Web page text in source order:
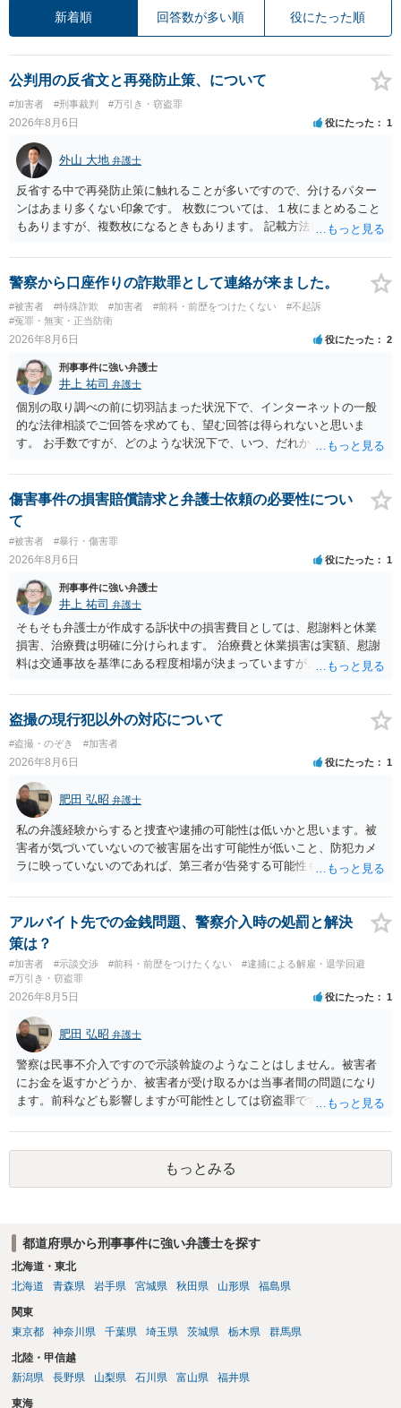
新着順 回答数が多い順 役にたった順
公判用の反省文と再発防止策、について
#加害者 #刑事裁判 #万引き・窃盗罪
2026年8月6日 役にたった 1
外山 大地 弁護士
反省する中で再発防止策に触れることが多いですので、分けるパター
ンはあまり多くない印象です。 枚数については、１枚にまとめること
もありますが、複数枚になるときもあります。 記載方法については、
います。 したがいまして、いずれも良いかと考えます。
警察から口座作りの詐欺罪として連絡が来ました。
#被害者 #特殊詐欺 #加害者 #前科・前歴をつけたくない
#不起訴
#冤罪・無実・正当防衛
2026年8月6日 役にたった 2
刑事事件に強い弁護士
井上 祐司 弁護士
個別の取り調べの前に切羽詰まった状況下で、インターネットの一般
的な法律相談でご回答を求めても、望む回答は得られないと思いま
す。 お手数ですが、どのような状況下で、いつ、だれからどのような
の程度だと聞いているのかということについて、お近くで詳細な法律
相談を受けられたうえで対処方法を探された方がよいと思われます。
一般論でいえば、任意取り調べの場合、ＩＣレコーダーを持参して取
り調べ内容を録音することは必須だと考えます。
傷害事件の損害賠償請求と弁護士依頼の必要性につい
て
#被害者 #暴行・傷害罪
2026年8月6日 役にたった 1
刑事事件に強い弁護士
井上 祐司 弁護士
そもそも弁護士が作成する訴状中の損害費目としては、慰謝料と休業
損害、治療費は明確に分けられます。 治療費と休業損害は実額、慰謝
料は交通事故を基準にある程度相場が決まっていますが、全治１０日
ます。 そうすると、弁護士に依頼した場合はおそらく高い確率で費用
倒れ（回収しても全額弁護士費用となる）となる可能性が高いものと
予想します。 本人訴訟で進める場合には、すでに刑事手続が終了して
いる以上、相手方に資力がないことが多く回収できないケースが多い
（そのため、刑事事件の手続き中に、不本意ではあっても加害者の身
体拘束と、処分待ちという状況を利用して、被害弁償を受けておくこ
とが有効である場合が多い）ことを考慮しておく必要があります。
盗撮の現行犯以外の対応について
#盗撮・のぞき #加害者
2026年8月6日 役にたった 1
肥田 弘昭 弁護士
私の弁護経験からすると捜査や逮捕の可能性は低いかと思います。被
害者が気づいていないので被害届を出す可能性が低いこと、防犯カメ
ラに映っていないのであれば、第三者が告発する可能性も低いこと、
座る女性を盗撮(全体像写真1枚と5秒程度の動画)してしまいました。下
着や胸など強調したものではありません。」とありますが、少なくと
も捜査段階では性的姿態等撮影罪の被疑事実で逮捕勾留されるケース
が私の弁護経験では多くなった印象です（最終的には不起訴ないし各
都道府県の迷惑防止条例違反になることもあります）。2度としないこ
とをお勧めいたします。ご参考にしてください。
アルバイト先での金銭問題、警察介入時の処罰と解決
策は？
#加害者 #示談交渉 #前科・前歴をつけたくない
#逮捕による解雇・退学回避
#万引き・窃盗罪
2026年8月5日 役にたった 1
肥田 弘昭 弁護士
警察は民事不介入ですので示談斡旋のようなことはしません。被害者
にお金を返すかどうか、被害者が受け取るかは当事者間の問題になり
ます。前科なども影響しますが可能性としては窃盗罪ですので、逮捕
もっとみる
都道府県から刑事事件に強い弁護士を探す
北海道・東北
北海道
青森県 岩手県 宮城県 秋田県 山形県 福島県
関東
東京都
神奈川県 千葉県 埼玉県 茨城県 栃木県 群馬県
北陸・甲信越
新潟県
長野県 山梨県 石川県 富山県 福井県
東海